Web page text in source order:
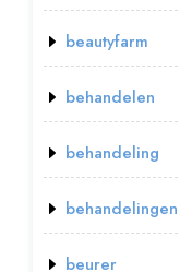
beautyfarm
behandelen
behandeling
behandelingen
beurer